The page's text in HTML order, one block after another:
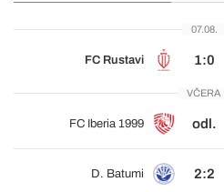
07.08.
FC Rustavi 1:0
VČERA
FC Iberia 1999 odl.
D. Batumi 2:2